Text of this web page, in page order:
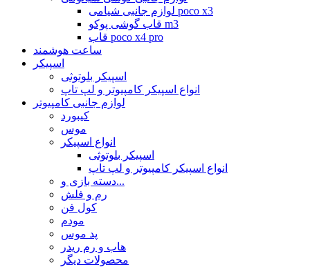
لوازم جانبی شیامی poco x3
قاب گوشی پوکو m3
قاب poco x4 pro
ساعت هوشمند
اسپیکر
اسپیکر بلوتوثی
انواع اسپیکر کامپیوتر و لپ تاپ
لوازم جانبی کامپیوتر
کیبورد
موس
انواع اسپیکر
اسپیکر بلوتوثی
انواع اسپیکر کامپیوتر و لپ تاپ
دسته بازی و...
رم و فلش
کول فن
مودم
پد موس
هاب و رم ریدر
محصولات دیگر